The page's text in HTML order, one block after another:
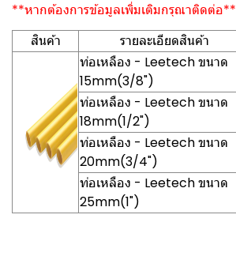
**หากต้องการข้อมูลเพิ่มเติมกรุณาติดต่อ**
สินค้า
รายละเอียดสินค้า
ท่อเหลือง - Leetech ขนาด
15mm(3/8")
ท่อเหลือง - Leetech ขนาด
18mm(1/2")
ท่อเหลือง - Leetech ขนาด
20mm(3/4")
ท่อเหลือง - Leetech ขนาด
25mm(1")